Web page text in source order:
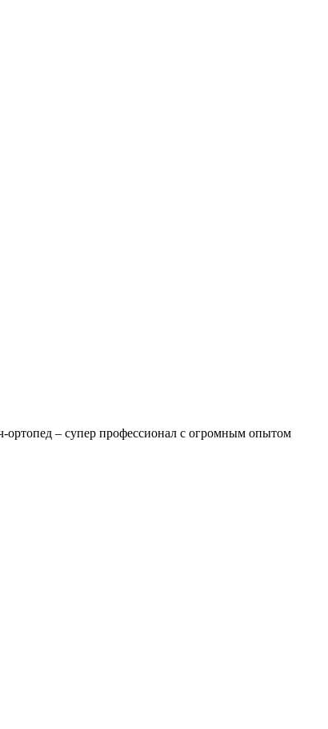
ортопед – супер профессионал с огромным опытом